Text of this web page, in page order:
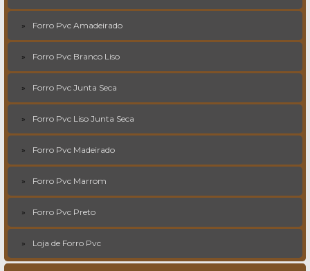
Forro Pvc Amadeirado
Forro Pvc Branco Liso
Forro Pvc Junta Seca
Forro Pvc Liso Junta Seca
Forro Pvc Madeirado
Forro Pvc Marrom
Forro Pvc Preto
Loja de Forro Pvc